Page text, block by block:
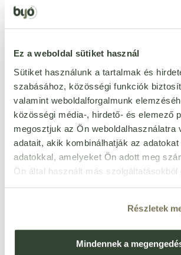
Ez a weboldal sütiket használ
Sütiket használunk a tartalmak és
szabásához, közösségi funkciók
valamint weboldalforgalmunk
közösségi média-, hirdető- és elemező
megosztjuk az Ön weboldalhasználatra
adatait, akik kombinálhatják az
adatokkal, amelyeket Ön adott meg
Ön által használt más szolgáltatásokból
Részletek
Mindennek a
ÉRTÉKELÉST ÍROK